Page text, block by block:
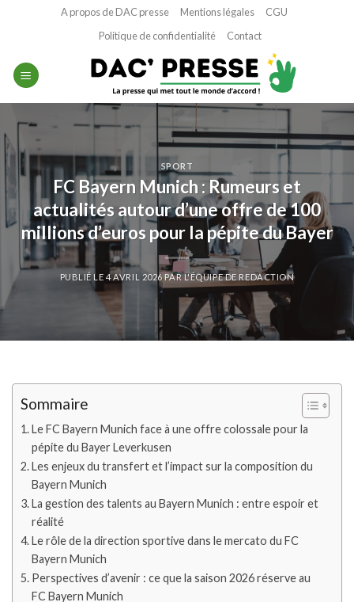
A propos de DAC presse Mentions légales
CGU
Politique de confidentialité
Contact
SPORT
FC Bayern Munich : Rumeurs et
actualités autour d’une offre de 100
millions d’euros pour la pépite du Bayer
PUBLIÉ LE4 AVRIL 2026PARL'ÉQUIPE DE REDACTION
Sommaire
Le FC Bayern Munich face à une offre colossale pour la
pépite du Bayer Leverkusen
Les enjeux du transfert et l’impact sur la composition du
Bayern Munich
La gestion des talents au Bayern Munich : entre espoir et
réalité
Le rôle de la direction sportive dans le mercato du FC
Bayern Munich
Perspectives d’avenir : ce que la saison 2026 réserve au
FC Bayern Munich